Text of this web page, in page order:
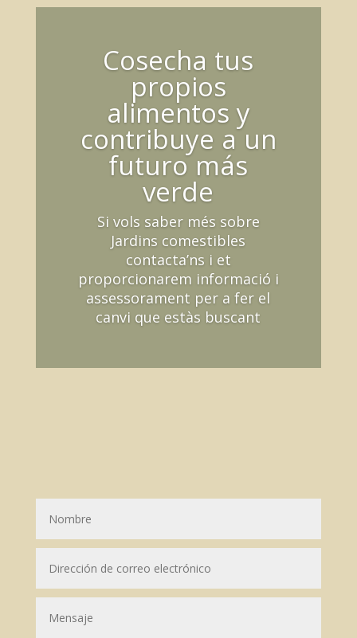
Cosecha tus
propios
alimentos y
contribuye a un
futuro más
verde
Si vols saber més sobre
Jardins comestibles
contacta’ns i et
proporcionarem informació i
assessorament per a fer el
canvi que estàs buscant